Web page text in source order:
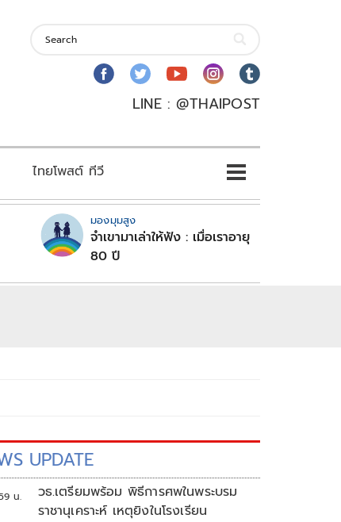
LINE : @THAIPOST
ไทยโพสต์ ทีวี
มองมุมสูง
จำเขามาเล่าให้ฟัง : เมื่อเราอายุ
80 ปี
UPDATE
น.
วธ.เตรียมพร้อม พิธีการศพในพระบรม
ราชานุเคราะห์ เหตุยิงในโรงเรียน